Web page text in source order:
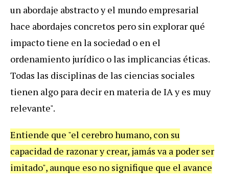
un abordaje abstracto y el mundo empresarial
hace abordajes concretos pero sin explorar qué
impacto tiene en la sociedad o en el
ordenamiento jurídico o las implicancias éticas.
Todas las disciplinas de las ciencias sociales
tienen algo para decir en materia de IA y es muy
relevante".
Entiende que "el cerebro humano, con su
capacidad de razonar y crear, jamás va a poder ser
imitado", aunque eso no signifique que el avance